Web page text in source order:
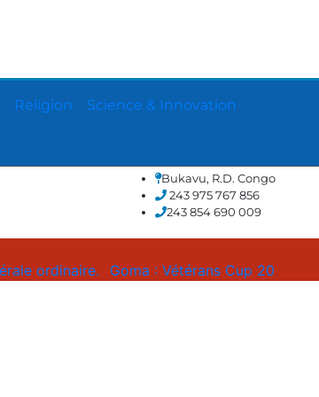
Religion Science & Innovation
Bukavu, R.D. Congo
243 975 767 856
243 854 690 009
Goma : Vétérans Cup 2026 -2027, une